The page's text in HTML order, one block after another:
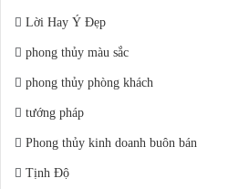
Lời Hay Ý Đẹp
phong thủy màu sắc
phong thủy phòng khách
tướng pháp
Phong thủy kinh doanh buôn bán
Tịnh Độ